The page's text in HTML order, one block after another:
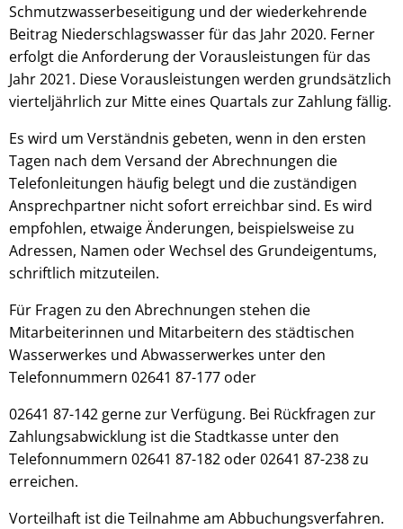
Schmutzwasserbeseitigung und der wiederkehrende
Beitrag Niederschlagswasser für das Jahr 2020. Ferner
erfolgt die Anforderung der Vorausleistungen für das
Jahr 2021. Diese Vorausleistungen werden grundsätzlich
vierteljährlich zur Mitte eines Quartals zur Zahlung fällig.
Es wird um Verständnis gebeten, wenn in den ersten
Tagen nach dem Versand der Abrechnungen die
Telefonleitungen häufig belegt und die zuständigen
Ansprechpartner nicht sofort erreichbar sind. Es wird
empfohlen, etwaige Änderungen, beispielsweise zu
Adressen, Namen oder Wechsel des Grundeigentums,
schriftlich mitzuteilen.
Für Fragen zu den Abrechnungen stehen die
Mitarbeiterinnen und Mitarbeitern des städtischen
Wasserwerkes und Abwasserwerkes unter den
Telefonnummern 02641 87-177 oder
02641 87-142 gerne zur Verfügung. Bei Rückfragen zur
Zahlungsabwicklung ist die Stadtkasse unter den
Telefonnummern 02641 87-182 oder 02641 87-238 zu
erreichen.
Vorteilhaft ist die Teilnahme am Abbuchungsverfahren.